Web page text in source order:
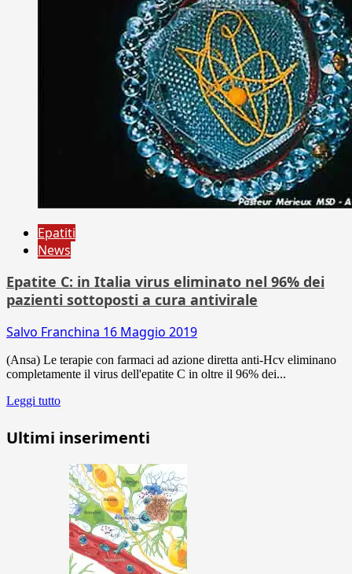
Epatiti
News
Epatite C: in Italia virus eliminato nel 96% dei
pazienti sottoposti a cura antivirale
Salvo Franchina 16 Maggio 2019
(Ansa) Le terapie con farmaci ad azione diretta anti-Hcv eliminano
completamente il virus dell'epatite C in oltre il 96% dei...
Leggi tutto
Ultimi inserimenti